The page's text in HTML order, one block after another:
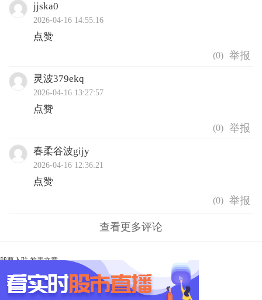
jjska0
2026-04-16 14:55:16
点赞
(0)
灵波379ekq
2026-04-16 13:27:57
点赞
(0)
春柔谷波gijy
2026-04-16 12:36:21
点赞
(0)
查看更多评论
我要入驻 发表文章
Ta未开启直播